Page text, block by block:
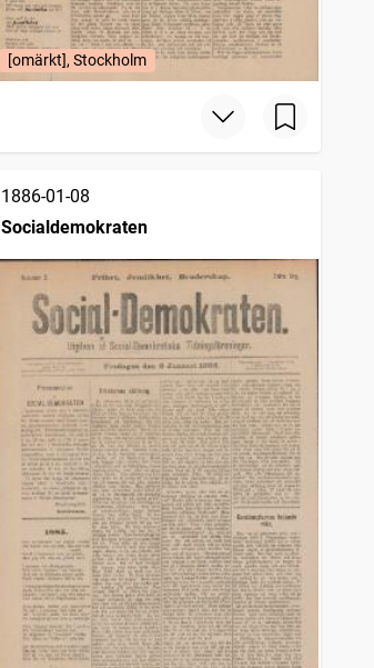
[omärkt], Stockholm
1886-01-08
Socialdemokraten